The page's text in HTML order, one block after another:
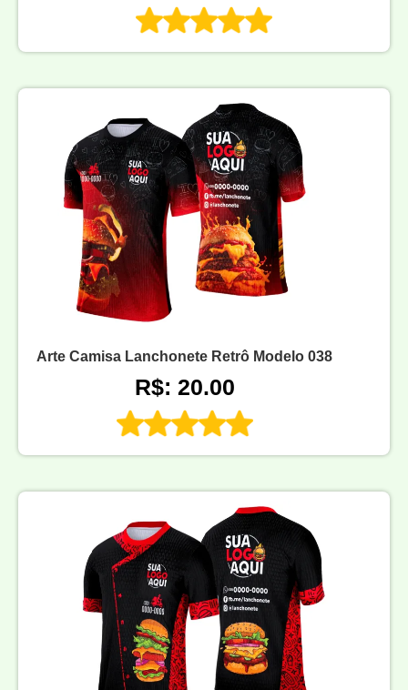
Arte Camisa Lanchonete Retrô Modelo 038
R$: 20.00